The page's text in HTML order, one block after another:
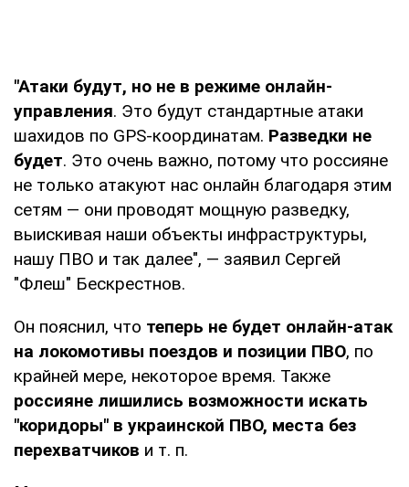
"Атаки будут, но не в режиме онлайн-
управления. Это будут стандартные атаки
шахидов по GPS-координатам. Разведки не
будет. Это очень важно, потому что россияне
не только атакуют нас онлайн благодаря этим
сетям — они проводят мощную разведку,
выискивая наши объекты инфраструктуры,
нашу ПВО и так далее", — заявил Сергей
"Флеш" Бескрестнов.
Он пояснил, что теперь не будет онлайн-атак
на локомотивы поездов и позиции ПВО, по
крайней мере, некоторое время. Также
россияне лишились возможности искать
"коридоры" в украинской ПВО, места без
перехватчиков и т. п.